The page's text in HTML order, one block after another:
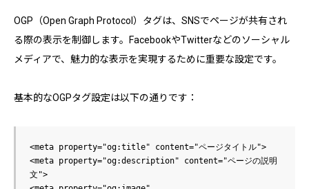
OGP（Open Graph Protocol）タグは、SNSでページが共有され
る際の表示を制御します。FacebookやTwitterなどのソーシャル
メディアで、魅力的な表示を実現するために重要な設定です。
基本的なOGPタグ設定は以下の通りです：
<meta property="og:title" content="ページタイトル">
<meta property="og:description" content="ページの説明
文">